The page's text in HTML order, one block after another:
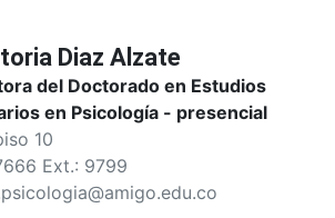
Diaz Alzate
del Doctorado en Estudios
en Psicología - presencial
10
Ext.: 9799